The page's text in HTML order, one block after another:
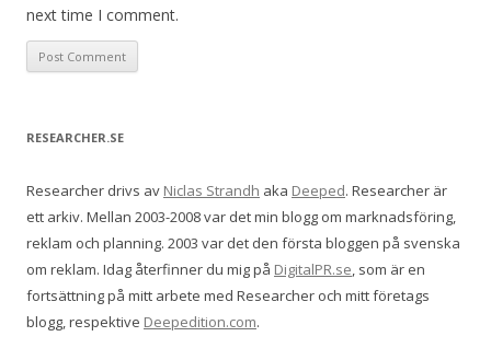
next time I comment.
RESEARCHER.SE
Researcher drivs av Niclas Strandh aka Deeped. Researcher är
ett arkiv. Mellan 2003-2008 var det min blogg om marknadsföring,
reklam och planning. 2003 var det den första bloggen på svenska
om reklam. Idag återfinner du mig på DigitalPR.se, som är en
fortsättning på mitt arbete med Researcher och mitt företags
blogg, respektive Deepedition.com.